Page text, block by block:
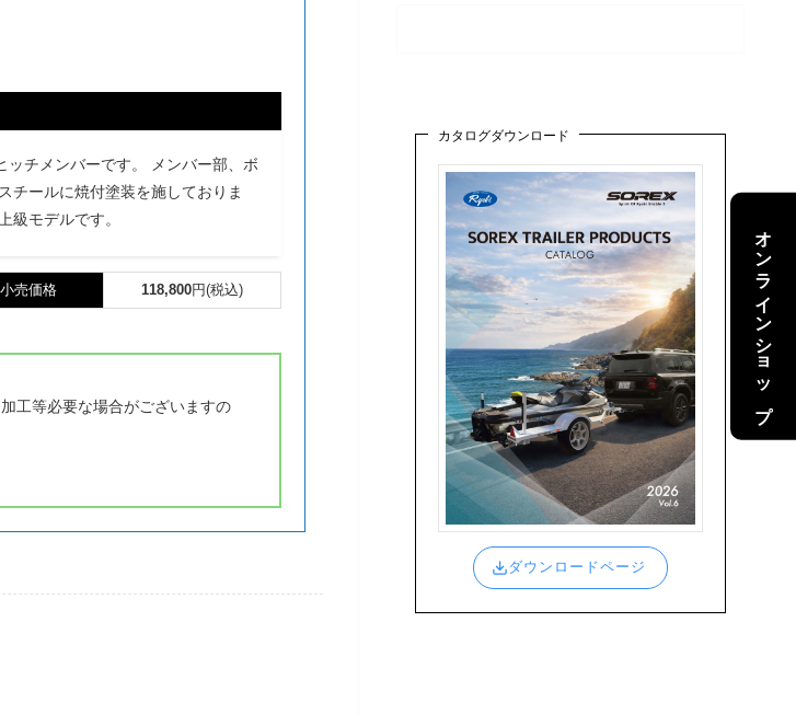
チメンバーです。 メンバー部、ボ
チールに焼付塗装を施しておりま
級モデルです。
売価格 118,800円(税込)
工等必要な場合がございますの
カタログダウンロード
ダウンロードページ
オンラインショップ